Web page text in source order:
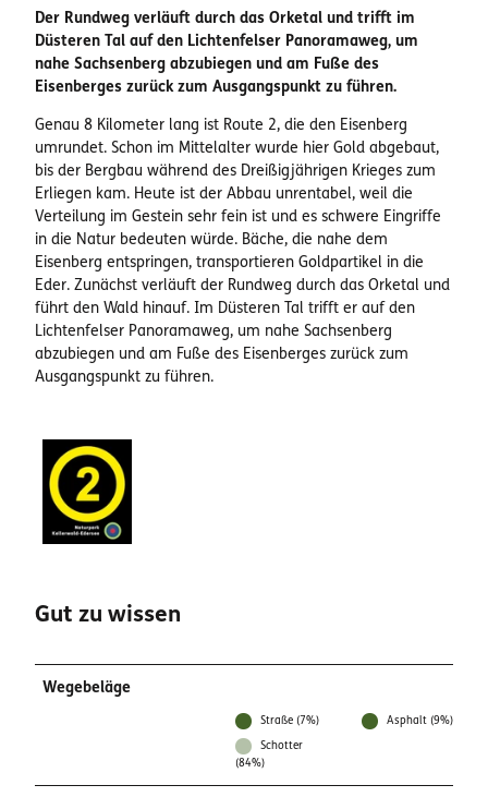
Der Rundweg verläuft durch das Orketal und trifft im
Düsteren Tal auf den Lichtenfelser Panoramaweg, um
nahe Sachsenberg abzubiegen und am Fuße des
Eisenberges zurück zum Ausgangspunkt zu führen.
Genau 8 Kilometer lang ist Route 2, die den Eisenberg
umrundet. Schon im Mittelalter wurde hier Gold abgebaut,
bis der Bergbau während des Dreißigjährigen Krieges zum
Erliegen kam. Heute ist der Abbau unrentabel, weil die
Verteilung im Gestein sehr fein ist und es schwere Eingriffe
in die Natur bedeuten würde. Bäche, die nahe dem
Eisenberg entspringen, transportieren Goldpartikel in die
Eder. Zunächst verläuft der Rundweg durch das Orketal und
führt den Wald hinauf. Im Düsteren Tal trifft er auf den
Lichtenfelser Panoramaweg, um nahe Sachsenberg
abzubiegen und am Fuße des Eisenberges zurück zum
Ausgangspunkt zu führen.
Gut zu wissen
Wegebeläge
Straße (7%) Asphalt (9%)
Schotter
(84%)